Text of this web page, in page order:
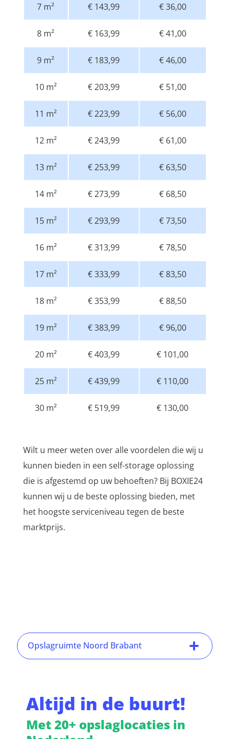
7 m² € 143,99 € 36,00
8 m² € 163,99 € 41,00
9 m² € 183,99 € 46,00
10 m² € 203,99 € 51,00
11 m² € 223,99 € 56,00
12 m² € 243,99 € 61,00
13 m² € 253,99 € 63,50
14 m² € 273,99 € 68,50
15 m² € 293,99 € 73,50
16 m² € 313,99 € 78,50
17 m² € 333,99 € 83,50
18 m² € 353,99 € 88,50
19 m² € 383,99 € 96,00
20 m² € 403,99 € 101,00
25 m² € 439,99 € 110,00
30 m² € 519,99 € 130,00
Wilt u meer weten over alle voordelen die wij u
kunnen bieden in een self-storage oplossing
die is afgestemd op uw behoeften? Bij BOXIE24
kunnen wij u de beste oplossing bieden, met
het hoogste serviceniveau tegen de beste
marktprijs.
Opslagruimte Noord Brabant
Altijd in de buurt!
Met 20+ opslaglocaties in